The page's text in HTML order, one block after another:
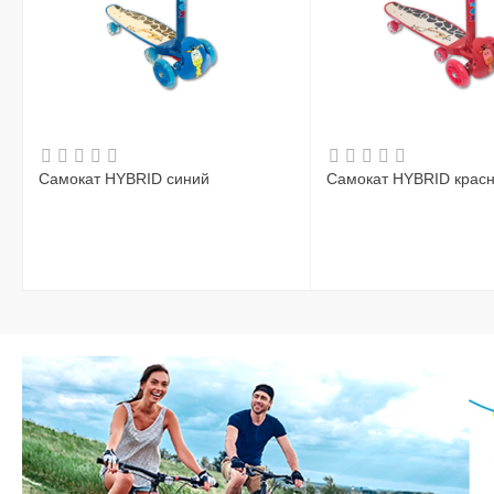
Самокат HYBRID синий Самокат HYBRID